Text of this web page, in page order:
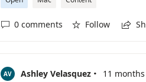
da wir nur einzelne Grafiken
zu Layoutänderungen. Erwartetes
Konsistenz unserer Produkte. Bitte
 0 comments  Follow 
AV Ashley Velasquez · 11